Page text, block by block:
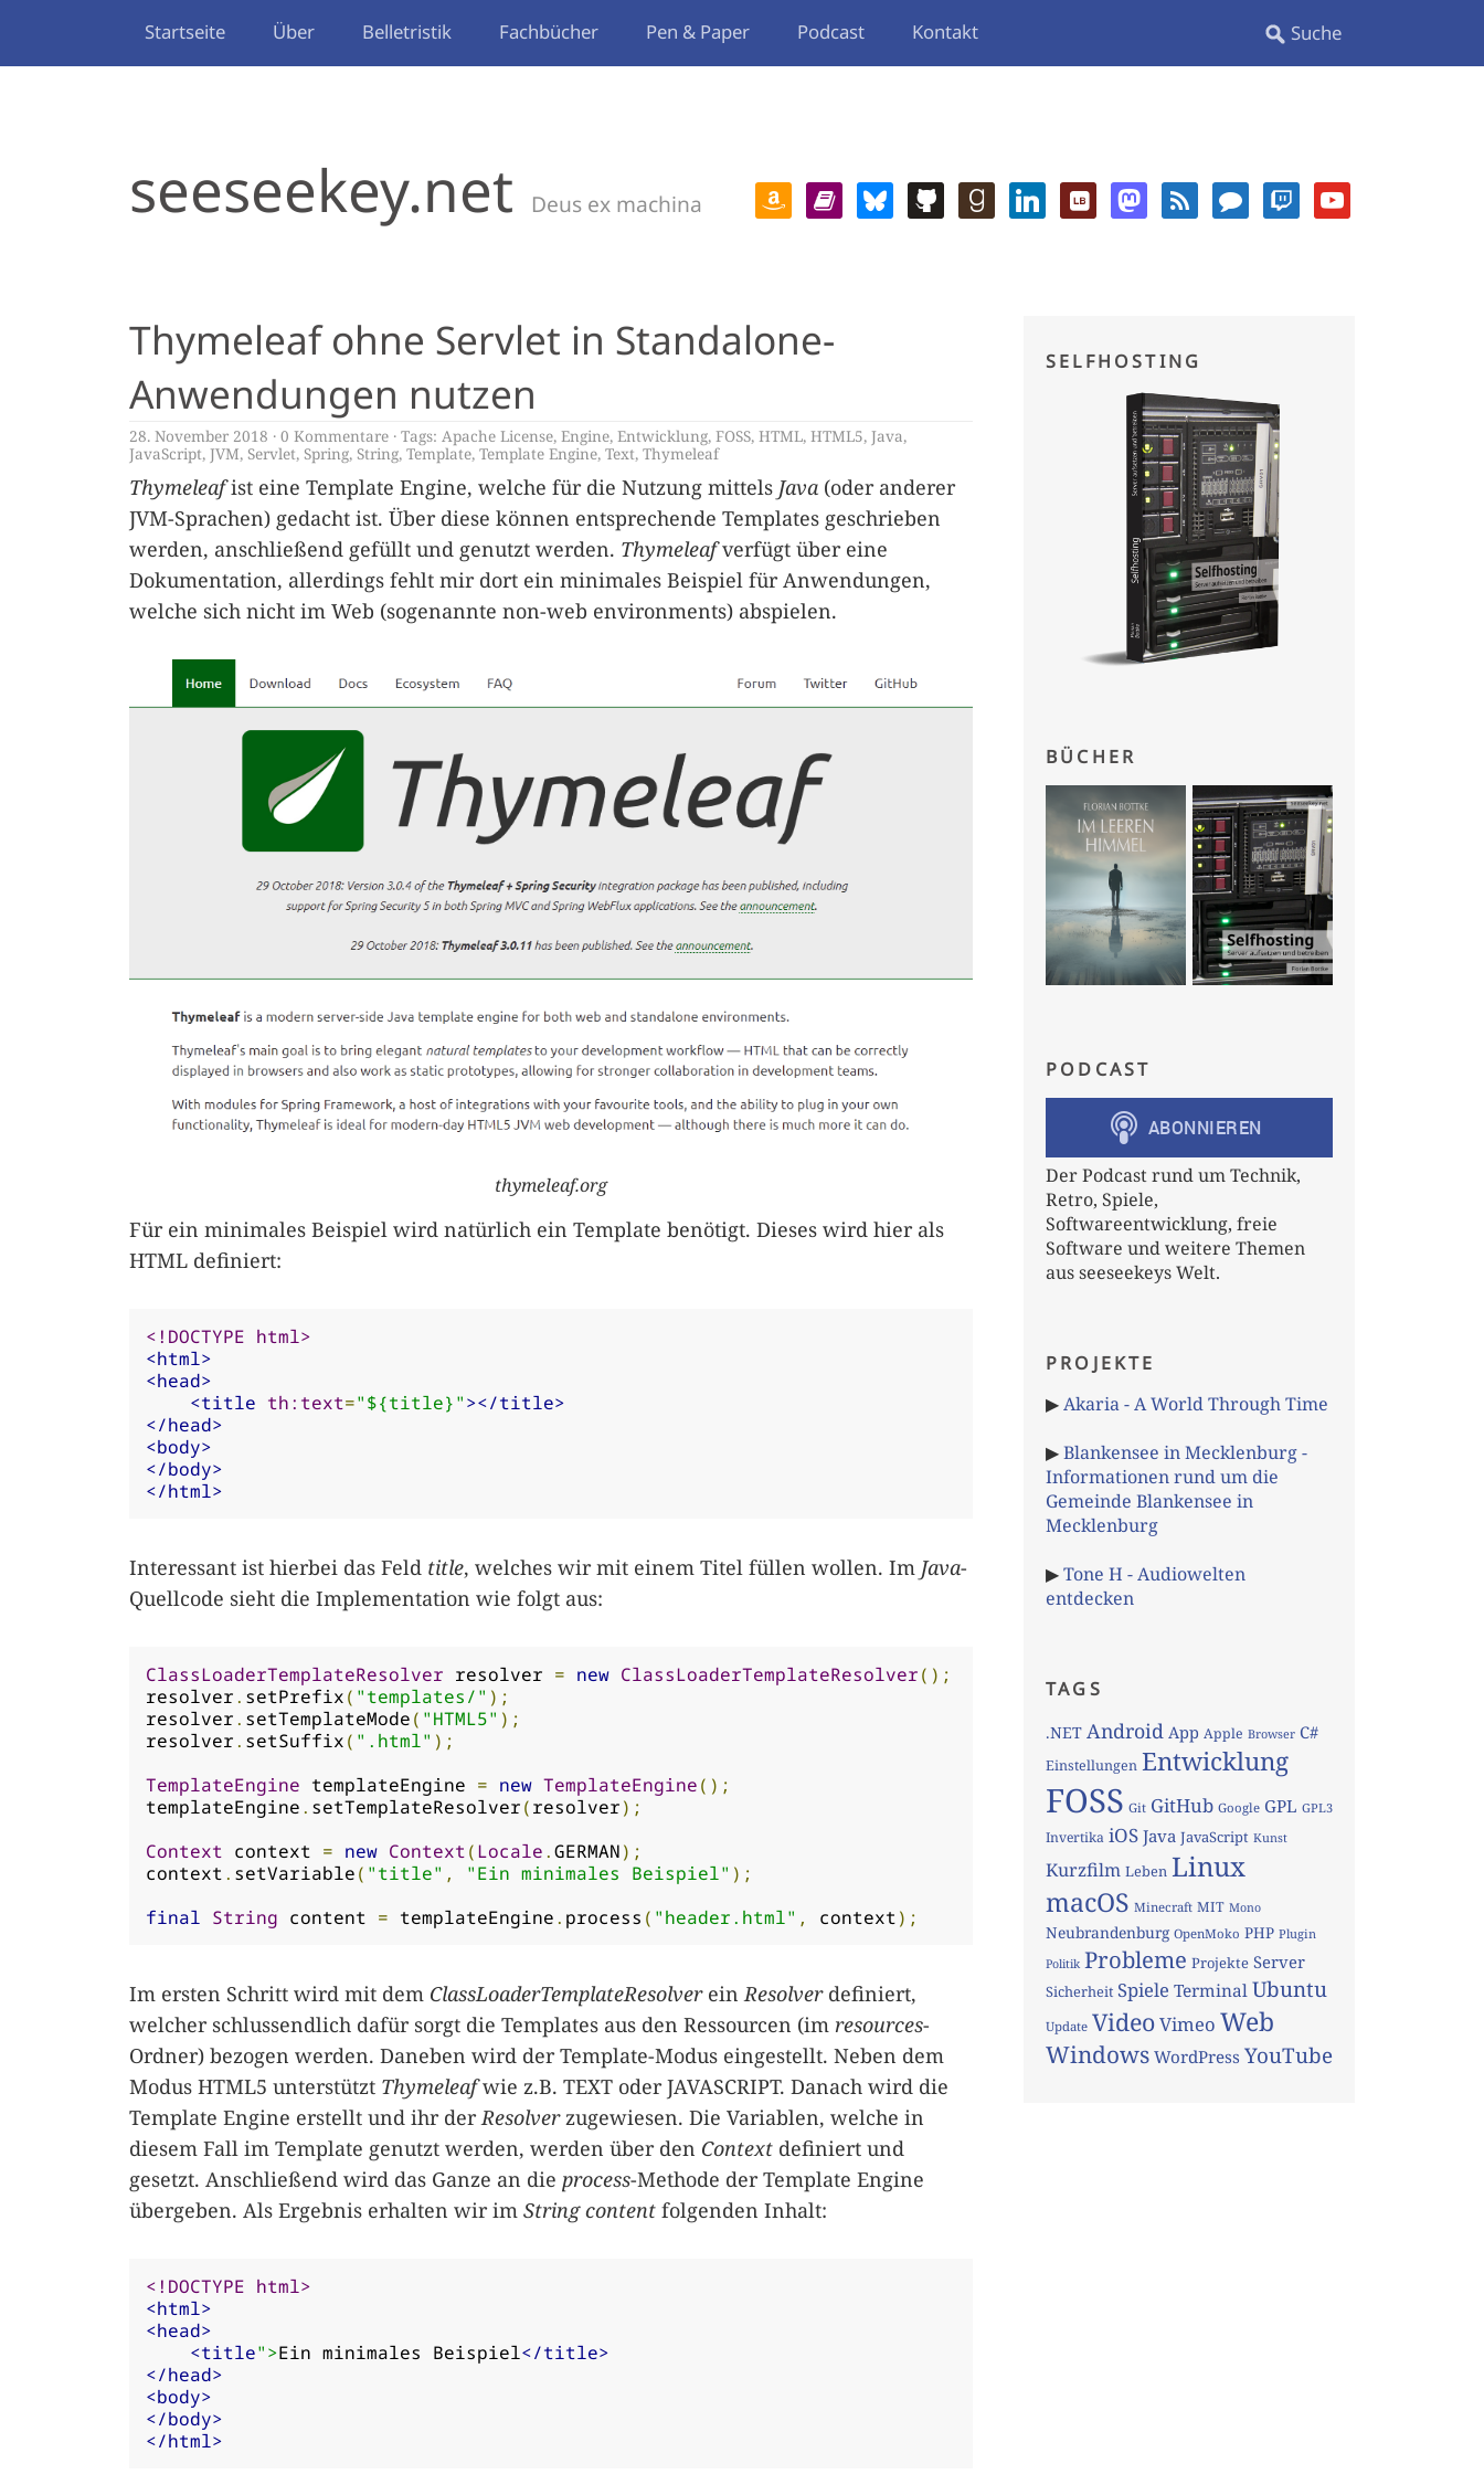
Startseite Über Belletristik Fachbücher Pen & Paper Podcast Kontakt
seeseekey.net Deus ex machina
Thymeleaf ohne Servlet in Standalone-
Anwendungen nutzen
28. November 2018 0 Kommentare Tags: Apache License, Engine, Entwicklung, FOSS, HTML, HTML5, Java,
JavaScript, JVM, Servlet, Spring, String, Template, Template Engine, Text, Thymeleaf
Thymeleafist eine Template Engine, welche für die Nutzung mittels Java (oder anderer
JVM-Sprachen) gedacht ist. Über diese können entsprechende Templates geschrieben
werden, anschließend gefüllt und genutzt werden. Thymeleafverfügt über eine
Dokumentation, allerdings fehlt mir dort ein minimales Beispiel für Anwendungen,
welche sich nicht im Web (sogenannte non-web environments) abspielen.
thymeleaf.org
Für ein minimales Beispiel wird natürlich ein Template benötigt. Dieses wird hier als
HTML definiert:
<!DOCTYPE html>
<html>
<head>
<title th:text="${title}"></title>
</head>
<body>
</body>
</html>
Interessant ist hierbei das Feld title, welches wir mit einem Titel füllen wollen. Im Java-
Quellcode sieht die Implementation wie folgt aus:
ClassLoaderTemplateResolver resolver = new ClassLoaderTemplateResolver();
resolver. setPrefix( "templates/" );
resolver. setTemplateMode( "HTML5" );
resolver. setSuffix( ".html" );
TemplateEngine templateEngine = new TemplateEngine();
templateEngine. setTemplateResolver(resolver);
Context context = new Context(Locale.GERMAN);
context. setVariable( "title" , "Ein minimales Beispiel" );
final String content = templateEngine. process ( "header.html" , context);
Im ersten Schritt wird mit dem ClassLoaderTemplateResolvereinResolverdefiniert,
welcher schlussendlich dafür sorgt die Templates aus den Ressourcen (im resources-
Ordner) bezogen werden. Daneben wird der Template-Modus eingestellt. Neben dem
Modus HTML5 unterstützt Thymeleafwie z.B. TEXT oder JAVASCRIPT. Danach wird die
Template Engine erstellt und ihr derResolverzugewiesen. Die Variablen, welche in
diesem Fall im Template genutzt werden, werden über den Context definiert und
gesetzt. Anschließend wird das Ganze an die process-Methode der Template Engine
übergeben. Als Ergebnis erhalten wir im String content folgenden Inhalt:
<!DOCTYPE html>
<html>
<head>
<title">Ein minimales Beispiel</title>
</head>
<body>
</body>
</html>
SELFHOSTING
BÜCHER
PODCAST
Der Podcast rund um Technik,
Retro, Spiele,
Softwareentwicklung, freie
Software und weitere Themen
aus seeseekeys Welt.
PROJEKTE
▶Akaria - A World Through Time
▶Blankensee in Mecklenburg -
Informationen rund um die
Gemeinde Blankensee in
Mecklenburg
▶Tone H - Audiowelten
entdecken
TAGS
.NET Android App Apple Browser C#
Einstellungen Entwicklung
FOSS Git GitHub Google GPL GPL3
Invertika iOS Java JavaScript Kunst
Kurzfilm Leben Linux
macOS Minecraft MIT Mono
Neubrandenburg OpenMoko PHP Plugin
Politik Probleme Projekte Server
Sicherheit Spiele TerminalUbuntu
Update VideoVimeo Web
Windows WordPress YouTube